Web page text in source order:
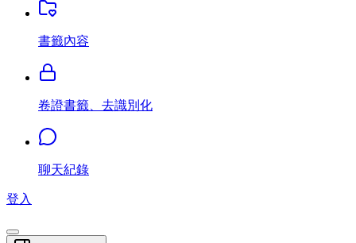
書籤內容
卷證書籤、去識別化
聊天紀錄
登入